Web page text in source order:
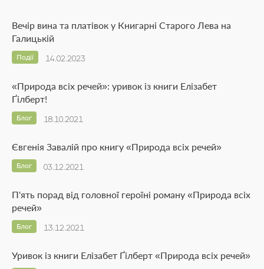
Вечір вина та платівок у Книгарні Старого Лева на
Галицькій
14.02.2023
Події
«Природа всіх речей»: уривок із книги Елізабет
Ґілберт!
18.10.2021
Блог
Євгенія Завалій про книгу «Природа всіх речей»
03.12.2021
Блог
П'ять порад від головної героїні роману «Природа всіх
речей»
13.12.2021
Блог
Уривок із книги Елізабет Ґілберт «Природа всіх речей»